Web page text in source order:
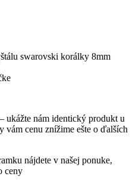
swarovski korálky 8mm
ukážte nám identický produkt u
vám cenu znížime ešte o ďalších
nájdete v našej ponuke,
ceny